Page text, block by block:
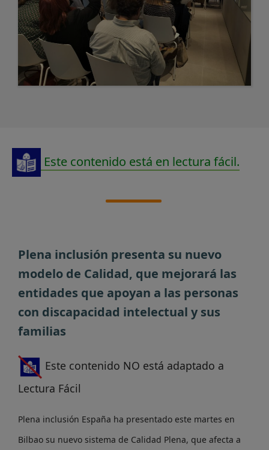
Este contenido está en lectura fácil.
Plena inclusión presenta su nuevo
modelo de Calidad, que mejorará las
entidades que apoyan a las personas
con discapacidad intelectual y sus
familias
Este contenido NO está adaptado a
Lectura Fácil
Plena inclusión España ha presentado este martes en
Bilbao su nuevo sistema de Calidad Plena, que afecta a